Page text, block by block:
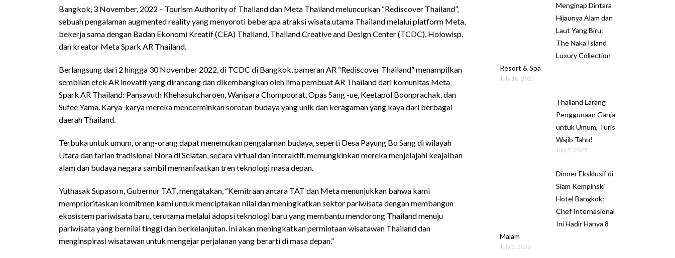
Bangkok, 3 November, 2022 – Tourism Authority of Thailand dan Meta Thailand meluncurkan “Rediscover Thailand”,
sebuah pengalaman augmented reality yang menyoroti beberapa atraksi wisata utama Thailand melalui platform Meta,
bekerja sama dengan Badan Ekonomi Kreatif (CEA) Thailand, Thailand Creative and Design Center (TCDC), Holowisp,
dan kreator Meta Spark AR Thailand.
Berlangsung dari 2 hingga 30 November 2022, di TCDC di Bangkok, pameran AR “Rediscover Thailand” menampilkan
sembilan efek AR inovatif yang dirancang dan dikembangkan oleh lima pembuat AR Thailand dari komunitas Meta
Spark AR Thailand: Pansavuth Khehasukcharoen, Wanisara Chompoorat, Opas Sang -ue, Keetapol Boonprachak, dan
Sufee Yama. Karya-karya mereka mencerminkan sorotan budaya yang unik dan keragaman yang kaya dari berbagai
daerah Thailand.
Terbuka untuk umum, orang-orang dapat menemukan pengalaman budaya, seperti Desa Payung Bo Sang di wilayah
Utara dan tarian tradisional Nora di Selatan, secara virtual dan interaktif, memungkinkan mereka menjelajahi keajaiban
alam dan budaya negara sambil memanfaatkan tren teknologi masa depan.
Yuthasak Supasorn, Gubernur TAT, mengatakan, “Kemitraan antara TAT dan Meta menunjukkan bahwa kami
memprioritaskan komitmen kami untuk menciptakan nilai dan meningkatkan sektor pariwisata dengan membangun
ekosistem pariwisata baru, terutama melalui adopsi teknologi baru yang membantu mendorong Thailand menuju
pariwisata yang bernilai tinggi dan berkelanjutan. Ini akan meningkatkan permintaan wisatawan Thailand dan
menginspirasi wisatawan untuk mengejar perjalanan yang berarti di masa depan.”
Menginap Dintara
Hijaunya Alam dan
Laut Yang Biru:
The Naka Island
Luxury Collection
Resort & Spa
July 16, 2025
Thailand Larang
Penggunaan Ganja
untuk Umum, Turis
Wajib Tahu!
July 7, 2025
Dinner Eksklusif di
Siam Kempinski
Hotel Bangkok:
Chef Internasional
Ini Hadir Hanya 8
Malam
July 3, 2025